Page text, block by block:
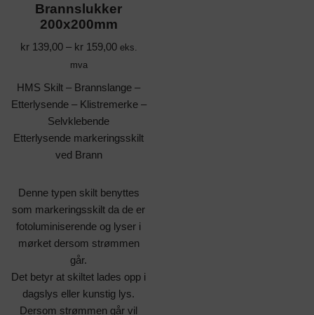
Brannslukker
200x200mm
kr139,00 – kr159,00 eks.
mva
HMS Skilt – Brannslange –
Etterlysende – Klistremerke –
Selvklebende
Etterlysende markeringsskilt
ved Brann
Denne typen skilt benyttes
som markeringsskilt da de er
fotoluminiserende og lyser i
mørket dersom strømmen
går.
Det betyr at skiltet lades opp i
dagslys eller kunstig lys.
Dersom strømmen går vil